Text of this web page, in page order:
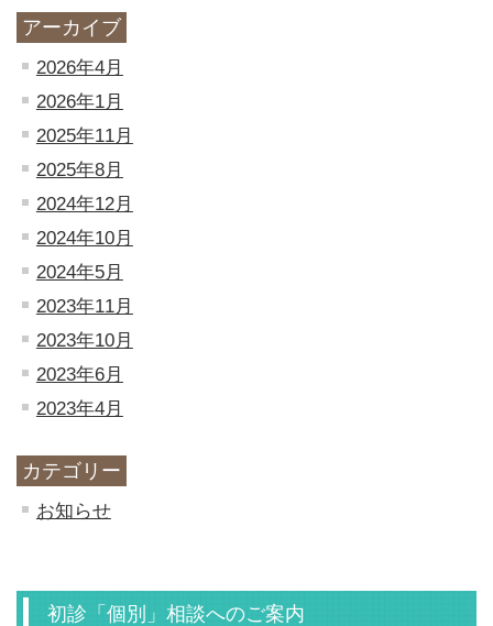
アーカイブ
2026年4月
2026年1月
2025年11月
2025年8月
2024年12月
2024年10月
2024年5月
2023年11月
2023年10月
2023年6月
2023年4月
カテゴリー
お知らせ
初診「個別」相談へのご案内